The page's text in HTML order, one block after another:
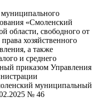
«Смоленский
области, свободного от
хозяйственного
а также
и среднего
приказом Управления
муниципальный
№ 46